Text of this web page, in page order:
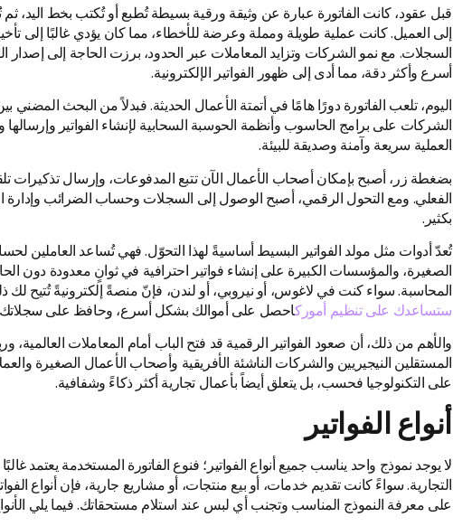
قبل عقود، كانت الفاتورة عبارة عن وثيقة ورقية بسيطة تُطبع أو تُكتب بخط اليد، ثم
إلى العميل. كانت عملية طويلة ومملة وعرضة للأخطاء، مما كان يؤدي غالبًا إلى
السجلات. مع نمو الشركات وتزايد المعاملات عبر الحدود، برزت الحاجة إلى إصدار
أسرع وأكثر دقة، مما أدى إلى ظهور الفواتير الإلكترونية.
اليوم، تلعب الفاتورة دورًا هامًا في أتمتة الأعمال الحديثة. فبدلاً من البحث المضني
الشركات على برامج الحاسوب وأنظمة الحوسبة السحابية لإنشاء الفواتير وإرسالها
العملية سريعة وآمنة وصديقة للبيئة.
بضغطة زر، أصبح بإمكان أصحاب الأعمال الآن تتبع المدفوعات، وإرسال تذكيرات
الفعلي. ومع التحول الرقمي، أصبح الوصول إلى السجلات وحساب الضرائب وإدارة
بكثير.
تُعدّ أدوات مثل مولد الفواتير البسيط أساسيةً لهذا التحوّل. فهي تُساعد العاملين
الصغيرة، والمؤسسات الكبيرة على إنشاء فواتير احترافية في ثوانٍ معدودة دون
المحاسبة. سواء كنت في لاغوس، أو نيروبي، أو لندن، فإنّ منصةً إلكترونيةً تُتيح لك
ستساعدك على تنظيم أموركاحصل على أموالك بشكل أسرع، وحافظ على
والأهم من ذلك، أن صعود الفواتير الرقمية قد فتح الباب أمام المعاملات العالمية،
المستقلين النيجيريين والشركات الناشئة الأفريقية وأصحاب الأعمال الصغيرة
على التكنولوجيا فحسب، بل يتعلق أيضاً بأعمال تجارية أكثر ذكاءً وشفافية.
أنواع الفواتير
لا يوجد نموذج واحد يناسب جميع أنواع الفواتير؛ فنوع الفاتورة المستخدمة يعتمد
التجارية. سواءً كانت تقديم خدمات، أو بيع منتجات، أو مشاريع جارية، فإن أنواع
على معرفة النموذج المناسب وتجنب أي لبس عند استلام مستحقاتك. فيما يلي